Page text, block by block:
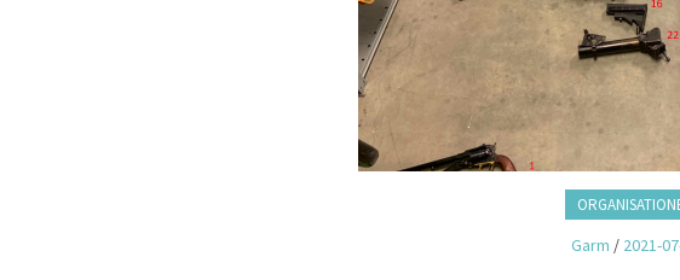
Garm / 2021-